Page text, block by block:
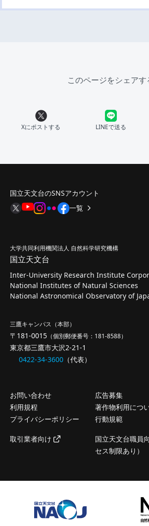
このページをシェアす
Xにポストする LINEで送る
国立天文台のSNSアカウント
一覧
大学共同利用機関法人 自然科学研究機構
国立天文台
Inter-University Research Institute
National Institutes of Natural Sciences
National Astronomical Observatory of
三鷹キャンパス（本部）
〒181-0015 （個別郵便番号：181-8588）
東京都三鷹市大沢2-21-1
0422-34-3600 （代表）
お問い合わせ
広告募集
利用規程
著作物利用につ
プライバシーポリシー
行動規範
取引業者向け
国立天文台職員
セス制限あり）